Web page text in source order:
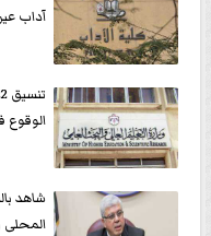
آداب عين
الوقوع
شاهد
المحلى